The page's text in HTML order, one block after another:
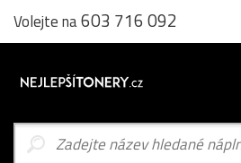
Volejte na603 716 092